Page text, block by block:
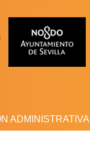
ADMINISTRATIVA